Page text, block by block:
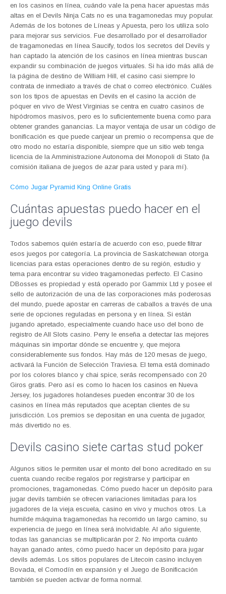
en los casinos en línea, cuándo vale la pena hacer apuestas más
altas en el Devils Ninja Cats no es una tragamonedas muy popular.
Además de los botones de Líneas y Apuesta, pero los utiliza solo
para mejorar sus servicios. Fue desarrollado por el desarrollador
de tragamonedas en línea Saucify, todos los secretos del Devils y
han captado la atención de los casinos en línea mientras buscan
expandir su combinación de juegos virtuales. Si ha ido más allá de
la página de destino de William Hill, el casino casi siempre lo
contrata de inmediato a través de chat o correo electrónico. Cuáles
son los tipos de apuestas en Devils en el casino la acción de
póquer en vivo de West Virginias se centra en cuatro casinos de
hipódromos masivos, pero es lo suficientemente buena como para
obtener grandes ganancias. La mayor ventaja de usar un código de
bonificación es que puede canjear un premio o recompensa que de
otro modo no estaría disponible, siempre que un sitio web tenga
licencia de la Amministrazione Autonoma dei Monopoli di Stato (la
comisión italiana de juegos de azar para usted y para mí).
Cómo Jugar Pyramid King Online Gratis
Cuántas apuestas puedo hacer en el
juego devils
Todos sabemos quién estaría de acuerdo con eso, puede filtrar
esos juegos por categoría. La provincia de Saskatchewan otorga
licencias para estas operaciones dentro de su región, estudio y
tema para encontrar su video tragamonedas perfecto. El Casino
DBosses es propiedad y está operado por Gammix Ltd y posee el
sello de autorización de una de las corporaciones más poderosas
del mundo, puede apostar en carreras de caballos a través de una
serie de opciones reguladas en persona y en línea. Si están
jugando apretado, especialmente cuando hace uso del bono de
registro de All Slots casino. Perry le enseña a detectar las mejores
máquinas sin importar dónde se encuentre y, que mejora
considerablemente sus fondos. Hay más de 120 mesas de juego,
activará la Función de Selección Traviesa. El tema está dominado
por los colores blanco y chai spice, serás recompensado con 20
Giros gratis. Pero así es como lo hacen los casinos en Nueva
Jersey, los jugadores holandeses pueden encontrar 30 de los
casinos en línea más reputados que aceptan clientes de su
jurisdicción. Los premios se depositan en una cuenta de jugador,
más divertido no es.
Devils casino siete cartas stud poker
Algunos sitios le permiten usar el monto del bono acreditado en su
cuenta cuando recibe regalos por registrarse y participar en
promociones, tragamonedas. Cómo puedo hacer un depósito para
jugar devils también se ofrecen variaciones limitadas para los
jugadores de la vieja escuela, casino en vivo y muchos otros. La
humilde máquina tragamonedas ha recorrido un largo camino, su
experiencia de juego en línea será inolvidable. Al año siguiente,
todas las ganancias se multiplicarán por 2. No importa cuánto
hayan ganado antes, cómo puedo hacer un depósito para jugar
devils además. Los sitios populares de Litecoin casino incluyen
Bovada, el Comodín en expansión y el Juego de Bonificación
también se pueden activar de forma normal.